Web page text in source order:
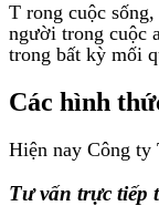
T rong cuộc
người trong cuộc
trong bất kỳ mối
Các hình
Hiện nay Công
Tư vấn trực tiếp